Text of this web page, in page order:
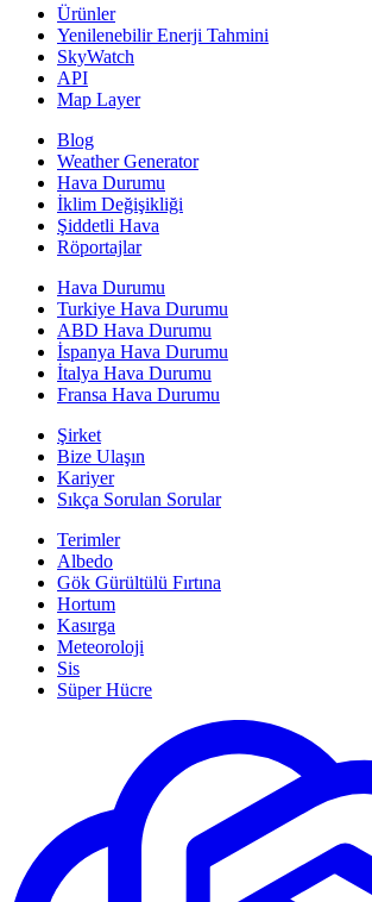
Ürünler
Yenilenebilir Enerji Tahmini
SkyWatch
API
Map Layer
Blog
Weather Generator
Hava Durumu
İklim Değişikliği
Şiddetli Hava
Röportajlar
Hava Durumu
Turkiye Hava Durumu
ABD Hava Durumu
İspanya Hava Durumu
İtalya Hava Durumu
Fransa Hava Durumu
Şirket
Bize Ulaşın
Kariyer
Sıkça Sorulan Sorular
Terimler
Albedo
Gök Gürültülü Fırtına
Hortum
Kasırga
Meteoroloji
Sis
Süper Hücre